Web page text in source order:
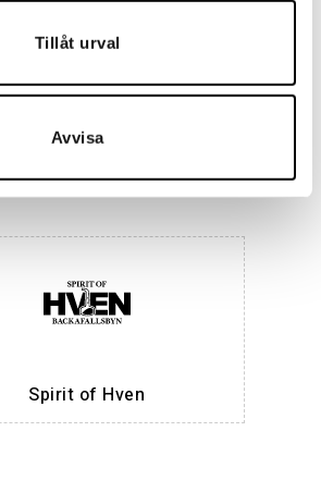
Tillåt urval
Avvisa
Spirit of Hven